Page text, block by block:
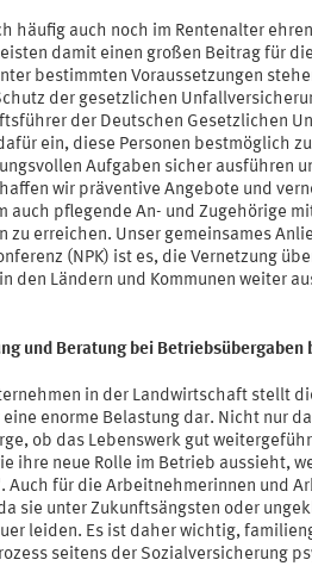
häufig auch noch im Rentenalter
damit einen großen Beitrag für
bestimmten Voraussetzungen
der gesetzlichen
der Deutschen Gesetzlichen
ein, diese Personen bestmöglich
Aufgaben sicher ausführen
wir präventive Angebote und
auch pflegende An- und Zugehörige
zu erreichen. Unser gemeinsames
(NPK) ist es, die Vernetzung
den Ländern und Kommunen weiter
und Beratung bei Betriebsübergaben
in der Landwirtschaft stellt
enorme Belastung dar. Nicht nur
ob das Lebenswerk gut
ihre neue Rolle im Betrieb aussieht,
Auch für die Arbeitnehmerinnen und
sie unter Zukunftsängsten oder
leiden. Es ist daher wichtig,
seitens der Sozialversicherung